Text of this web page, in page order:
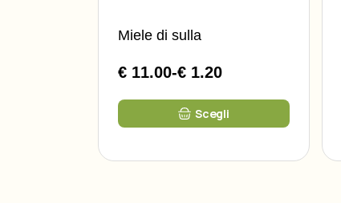
Miele di sulla
€ 1.20
-
€ 11.00
Fascia
di
prezzo:
da
1.20
Scegli
Questo
ha
Le